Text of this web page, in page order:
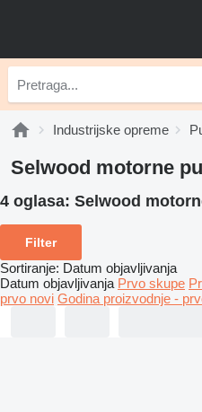
Industrijske opreme
Selwood motorne
4 oglasa: Selwood
Filter
Sortiranje: Datum objavljivanja
Datum objavljivanja Prvo skupe
prvo novi Godina proizvodnje -